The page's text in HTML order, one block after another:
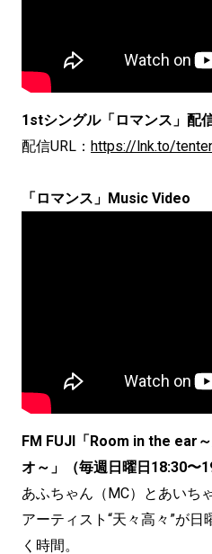
1stシングル「ロマンス」配
配信URL： https://lnk.to/
「ロマンス」Music Video
FM FUJI「Room in the ear
オ～」（毎週日曜日18:30〜
あふちゃん（MC）とあいち
アーティスト“天々高々”が
く時間。